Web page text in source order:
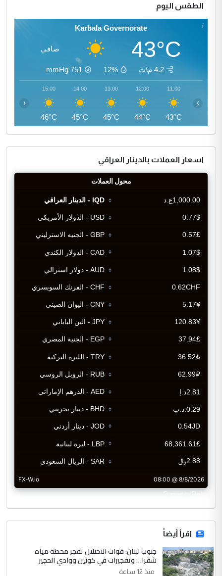
الطقس اليوم
Karbala Governorate
43°C صافي
4.2 م\ث 12%
751
mmHg
11:00
43°C
12:00
44°C
13:00
45°C
14:00
45°C
15:00
46°C
‹ ›
اسعار العملات بالدينار العراقي
CurrencyRate
اقرأ أيضاً
جنوب لبنان: قوات الاحتلال تفجر محطة مياه
شقرا… وتفجيرات في كونين ووادي الحجير
منذ 12 ساعة